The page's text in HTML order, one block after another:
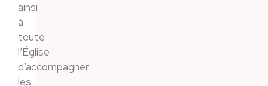
ainsi
à
toute
l’Église
d’accompagner
les